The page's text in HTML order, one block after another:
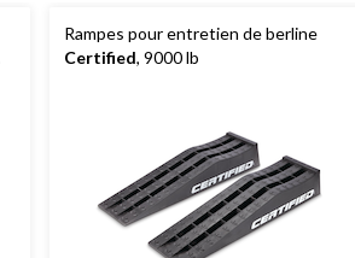
Rampes pour entretien de berline
Certified, 9000 lb